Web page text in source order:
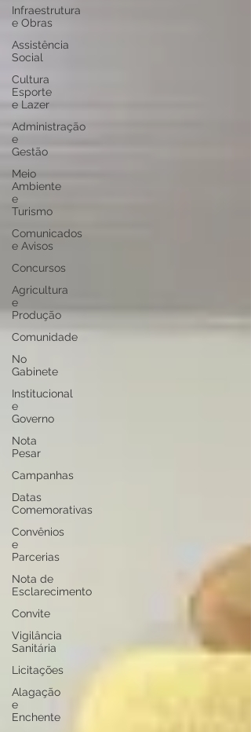
Infraestrutura
e Obras
Assistência
Social
Cultura
Esporte
e Lazer
Administração
e
Gestão
Meio
Ambiente
e
Turismo
Comunicados
e Avisos
Concursos
Agricultura
e
Produção
Comunidade
No
Gabinete
Institucional
e
Governo
Nota
Pesar
Campanhas
Datas
Comemorativas
Convênios
e
Parcerias
Nota de
Esclarecimento
Convite
Vigilância
Sanitária
Licitações
Alagação
e
Enchente